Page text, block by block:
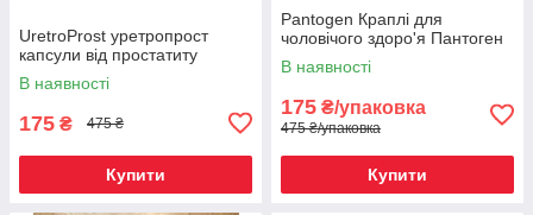
UretroProst уретропрост
капсули від простатиту
В наявності
175 ₴ 475 ₴
Купити
Pantogen Краплі для
чоловічого здоро'я Пантоген
В наявності
175 ₴/упаковка
475 ₴/упаковка
Купити